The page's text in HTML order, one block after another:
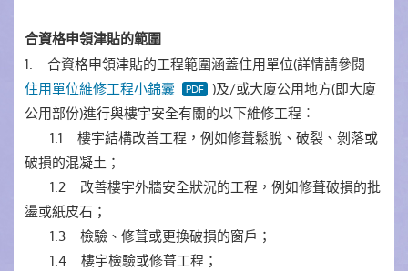
合資格申領津貼的範圍
1. 合資格申領津貼的工程範圍涵蓋住用單位(詳情請參閱
住用單位維修工程小錦囊
)及/或大廈公用地方(即大廈
公用部份)進行與樓宇安全有關的以下維修工程︰
1.1 樓宇結構改善工程，例如修葺鬆脫、破裂、剝落或
破損的混凝土；
1.2 改善樓宇外牆安全狀況的工程，例如修葺破損的批
盪或紙皮石；
1.3 檢驗、修葺或更換破損的窗戶；
1.4 樓宇檢驗或修葺工程；